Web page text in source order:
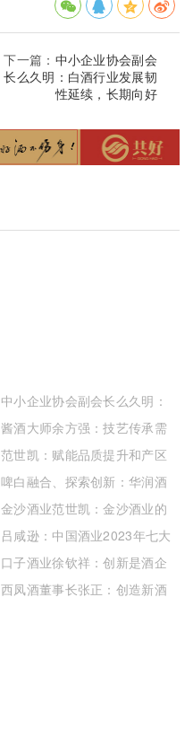
下一篇： 中小企业协会副会
长么久明：白酒行业发展韧
性延续，长期向好
中小企业协会副会长么久明：
向好
酱酒大师余方强：技艺传承需
范世凯：赋能品质提升和产区
啤白融合、探索创新：华润酒
金沙酒业范世凯：金沙酒业的
打好基础
吕咸逊：中国酒业2023年七大
口子酒业徐钦祥：创新是酒企
西凤酒董事长张正：创造新酒